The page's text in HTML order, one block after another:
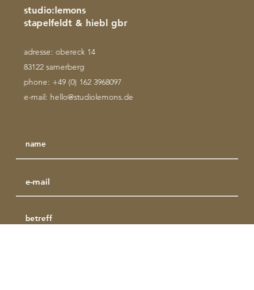
studio:lemons
stapelfeldt & hiebl gbr
adresse: obereck 14
83122 samerberg
phone: +49 (0) 162 3968097
e-mail: hello@studiolemons.de